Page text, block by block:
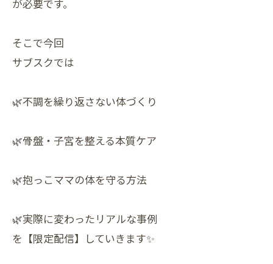
が必要です。
そこで今回
サブスクでは
🌿不調を繰り返さない体づくり
🌿骨盤・子宮を整える本質ケア
🌿抱っこママの体を守る方法
🌿実際に変わったリアルな事例
を【限定配信】していきます✨